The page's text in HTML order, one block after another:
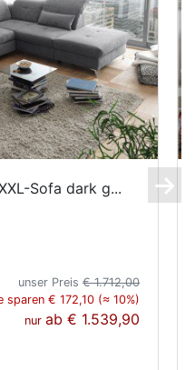
Sofa dark g...
unser Preis€ 1.712,00
sparen € 172,10 (≈ 10%)
nurab€ 1.539,90